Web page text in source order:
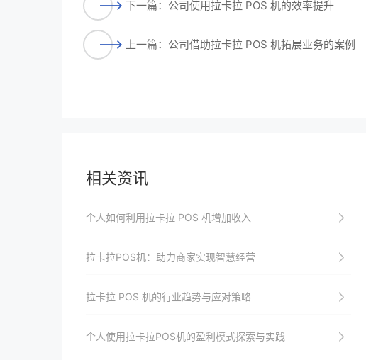
下一篇：公司使用拉卡拉 POS 机的效率提升
上一篇：公司借助拉卡拉 POS 机拓展业务的案例
相关资讯
个人如何利用拉卡拉 POS 机增加收入
拉卡拉POS机：助力商家实现智慧经营
拉卡拉 POS 机的行业趋势与应对策略
个人使用拉卡拉POS机的盈利模式探索与实践